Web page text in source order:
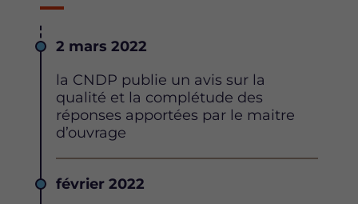
Date
2 mars 2022
Description
la CNDP publie un avis sur la
qualité et la complétude des
réponses apportées par le maitre
d’ouvrage
Date
février 2022